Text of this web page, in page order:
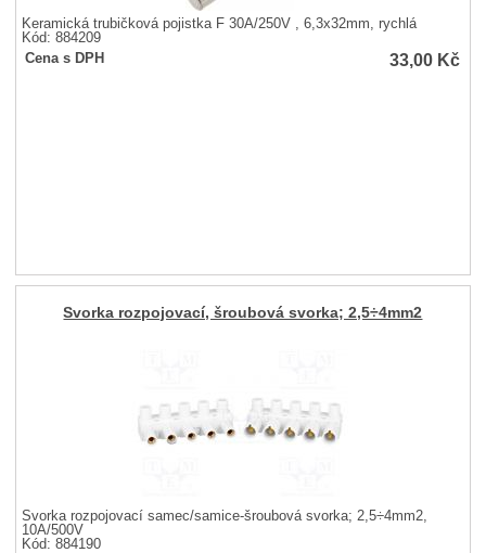
Keramická trubičková pojistka F 30A/250V , 6,3x32mm, rychlá
Kód: 884209
Cena s DPH
33,00 Kč
Svorka rozpojovací, šroubová svorka; 2,5÷4mm2
Svorka rozpojovací samec/samice-šroubová svorka; 2,5÷4mm2,
10A/500V
Kód: 884190